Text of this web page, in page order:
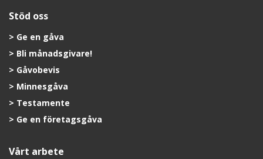
Stöd oss
Ge en gåva
Bli månadsgivare!
Gåvobevis
Minnesgåva
Testamente
Ge en företagsgåva
Vårt arbete